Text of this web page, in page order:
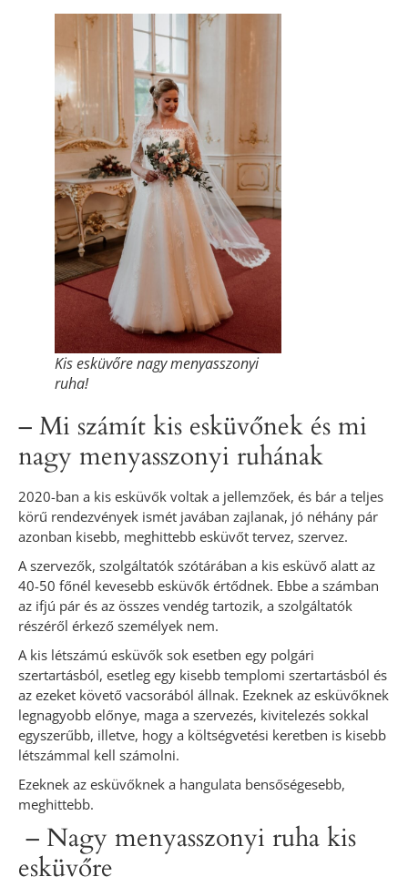
Kis esküvőre nagy menyasszonyi
ruha!
– Mi számít kis esküvőnek és mi
nagy menyasszonyi ruhának
2020-ban a kis esküvők voltak a jellemzőek, és bár a teljes
körű rendezvények ismét javában zajlanak, jó néhány pár
azonban kisebb, meghittebb esküvőt tervez, szervez.
A szervezők, szolgáltatók szótárában a kis esküvő alatt az
40-50 főnél kevesebb esküvők értődnek. Ebbe a számban
az ifjú pár és az összes vendég tartozik, a szolgáltatók
részéről érkező személyek nem.
A kis létszámú esküvők sok esetben egy polgári
szertartásból, esetleg egy kisebb templomi szertartásból és
az ezeket követő vacsorából állnak. Ezeknek az esküvőknek
legnagyobb előnye, maga a szervezés, kivitelezés sokkal
egyszerűbb, illetve, hogy a költségvetési keretben is kisebb
létszámmal kell számolni.
Ezeknek az esküvőknek a hangulata bensőségesebb,
meghittebb.
– Nagy menyasszonyi ruha kis
esküvőre